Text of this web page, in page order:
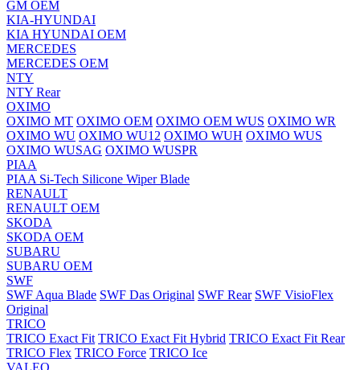
GM OEM
KIA-HYUNDAI
KIA HYUNDAI OEM
MERCEDES
MERCEDES OEM
NTY
NTY Rear
OXIMO
OXIMO MT OXIMO OEM OXIMO OEM WUS OXIMO WR
OXIMO WU OXIMO WU12 OXIMO WUH OXIMO WUS
OXIMO WUSAG OXIMO WUSPR
PIAA
PIAA Si-Tech Silicone Wiper Blade
RENAULT
RENAULT OEM
SKODA
SKODA OEM
SUBARU
SUBARU OEM
SWF
SWF Aqua Blade SWF Das Original SWF Rear SWF VisioFlex
Original
TRICO
TRICO Exact Fit TRICO Exact Fit Hybrid TRICO Exact Fit Rear
TRICO Flex TRICO Force TRICO Ice
VALEO